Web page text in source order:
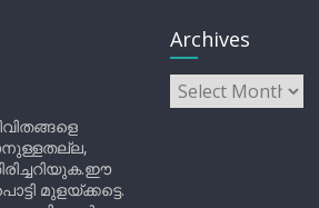
മുളയ്ക്കട്ടെ.
Archives
Archives